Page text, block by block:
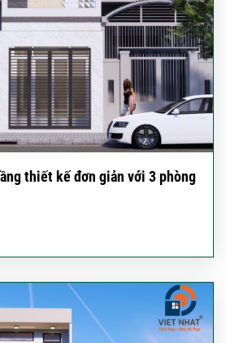
thiết kế đơn giản với 3 phòng